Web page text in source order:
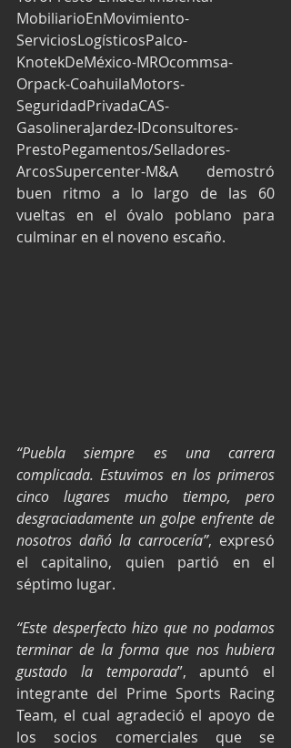
MobiliarioEnMovimiento-
ServiciosLogísticosPalco-
KnotekDeMéxico-MROcommsa-
Orpack-CoahuilaMotors-
SeguridadPrivadaCAS-
GasolineraJardez-IDconsultores-
PrestoPegamentos/Selladores-
ArcosSupercenter-M&A demostró
buen ritmo a lo largo de las 60
vueltas en el óvalo poblano para
culminar en el noveno escaño.
“Puebla siempre es una carrera
complicada. Estuvimos en los primeros
cinco lugares mucho tiempo, pero
desgraciadamente un golpe enfrente de
nosotros dañó la carrocería”, expresó
el capitalino, quien partió en el
séptimo lugar.
“Este desperfecto hizo que no podamos
terminar de la forma que nos hubiera
gustado la temporada”, apuntó el
integrante del Prime Sports Racing
Team, el cual agradeció el apoyo de
los socios comerciales que se